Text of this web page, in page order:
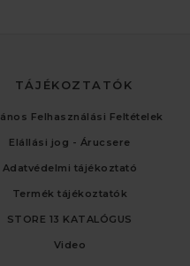
TÁJÉKOZTATÓK
Felhasználási Feltételek
Elállási jog - Árucsere
Adatvédelmi tájékoztató
Termék tájékoztatók
STORE 13 KATALÓGUS
Video